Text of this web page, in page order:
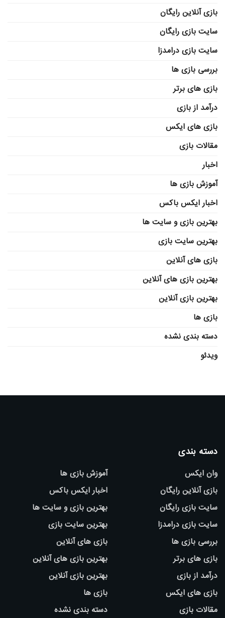
بازی آنلاین رایگان
سایت بازی رایگان
سایت بازی درامدزا
بررسی بازی ها
بازی های برتر
درآمد از بازی
بازی های ایکس
مقالات بازی
اخبار
آموزش بازی ها
اخبار ایکس باکس
بهترین بازی و سایت ها
بهترین سایت بازی
بازی های آنلاین
بهترین بازی های آنلاین
بهترین بازی آنلاین
بازی ها
دسته بندی نشده
ویدئو
دسته بندی
وان ایکس
بازی آنلاین رایگان
سایت بازی رایگان
سایت بازی درامدزا
بررسی بازی ها
بازی های برتر
درآمد از بازی
بازی های ایکس
مقالات بازی
آموزش بازی ها
اخبار ایکس باکس
بهترین بازی و سایت ها
بهترین سایت بازی
بازی های آنلاین
بهترین بازی های آنلاین
بهترین بازی آنلاین
بازی ها
دسته بندی نشده